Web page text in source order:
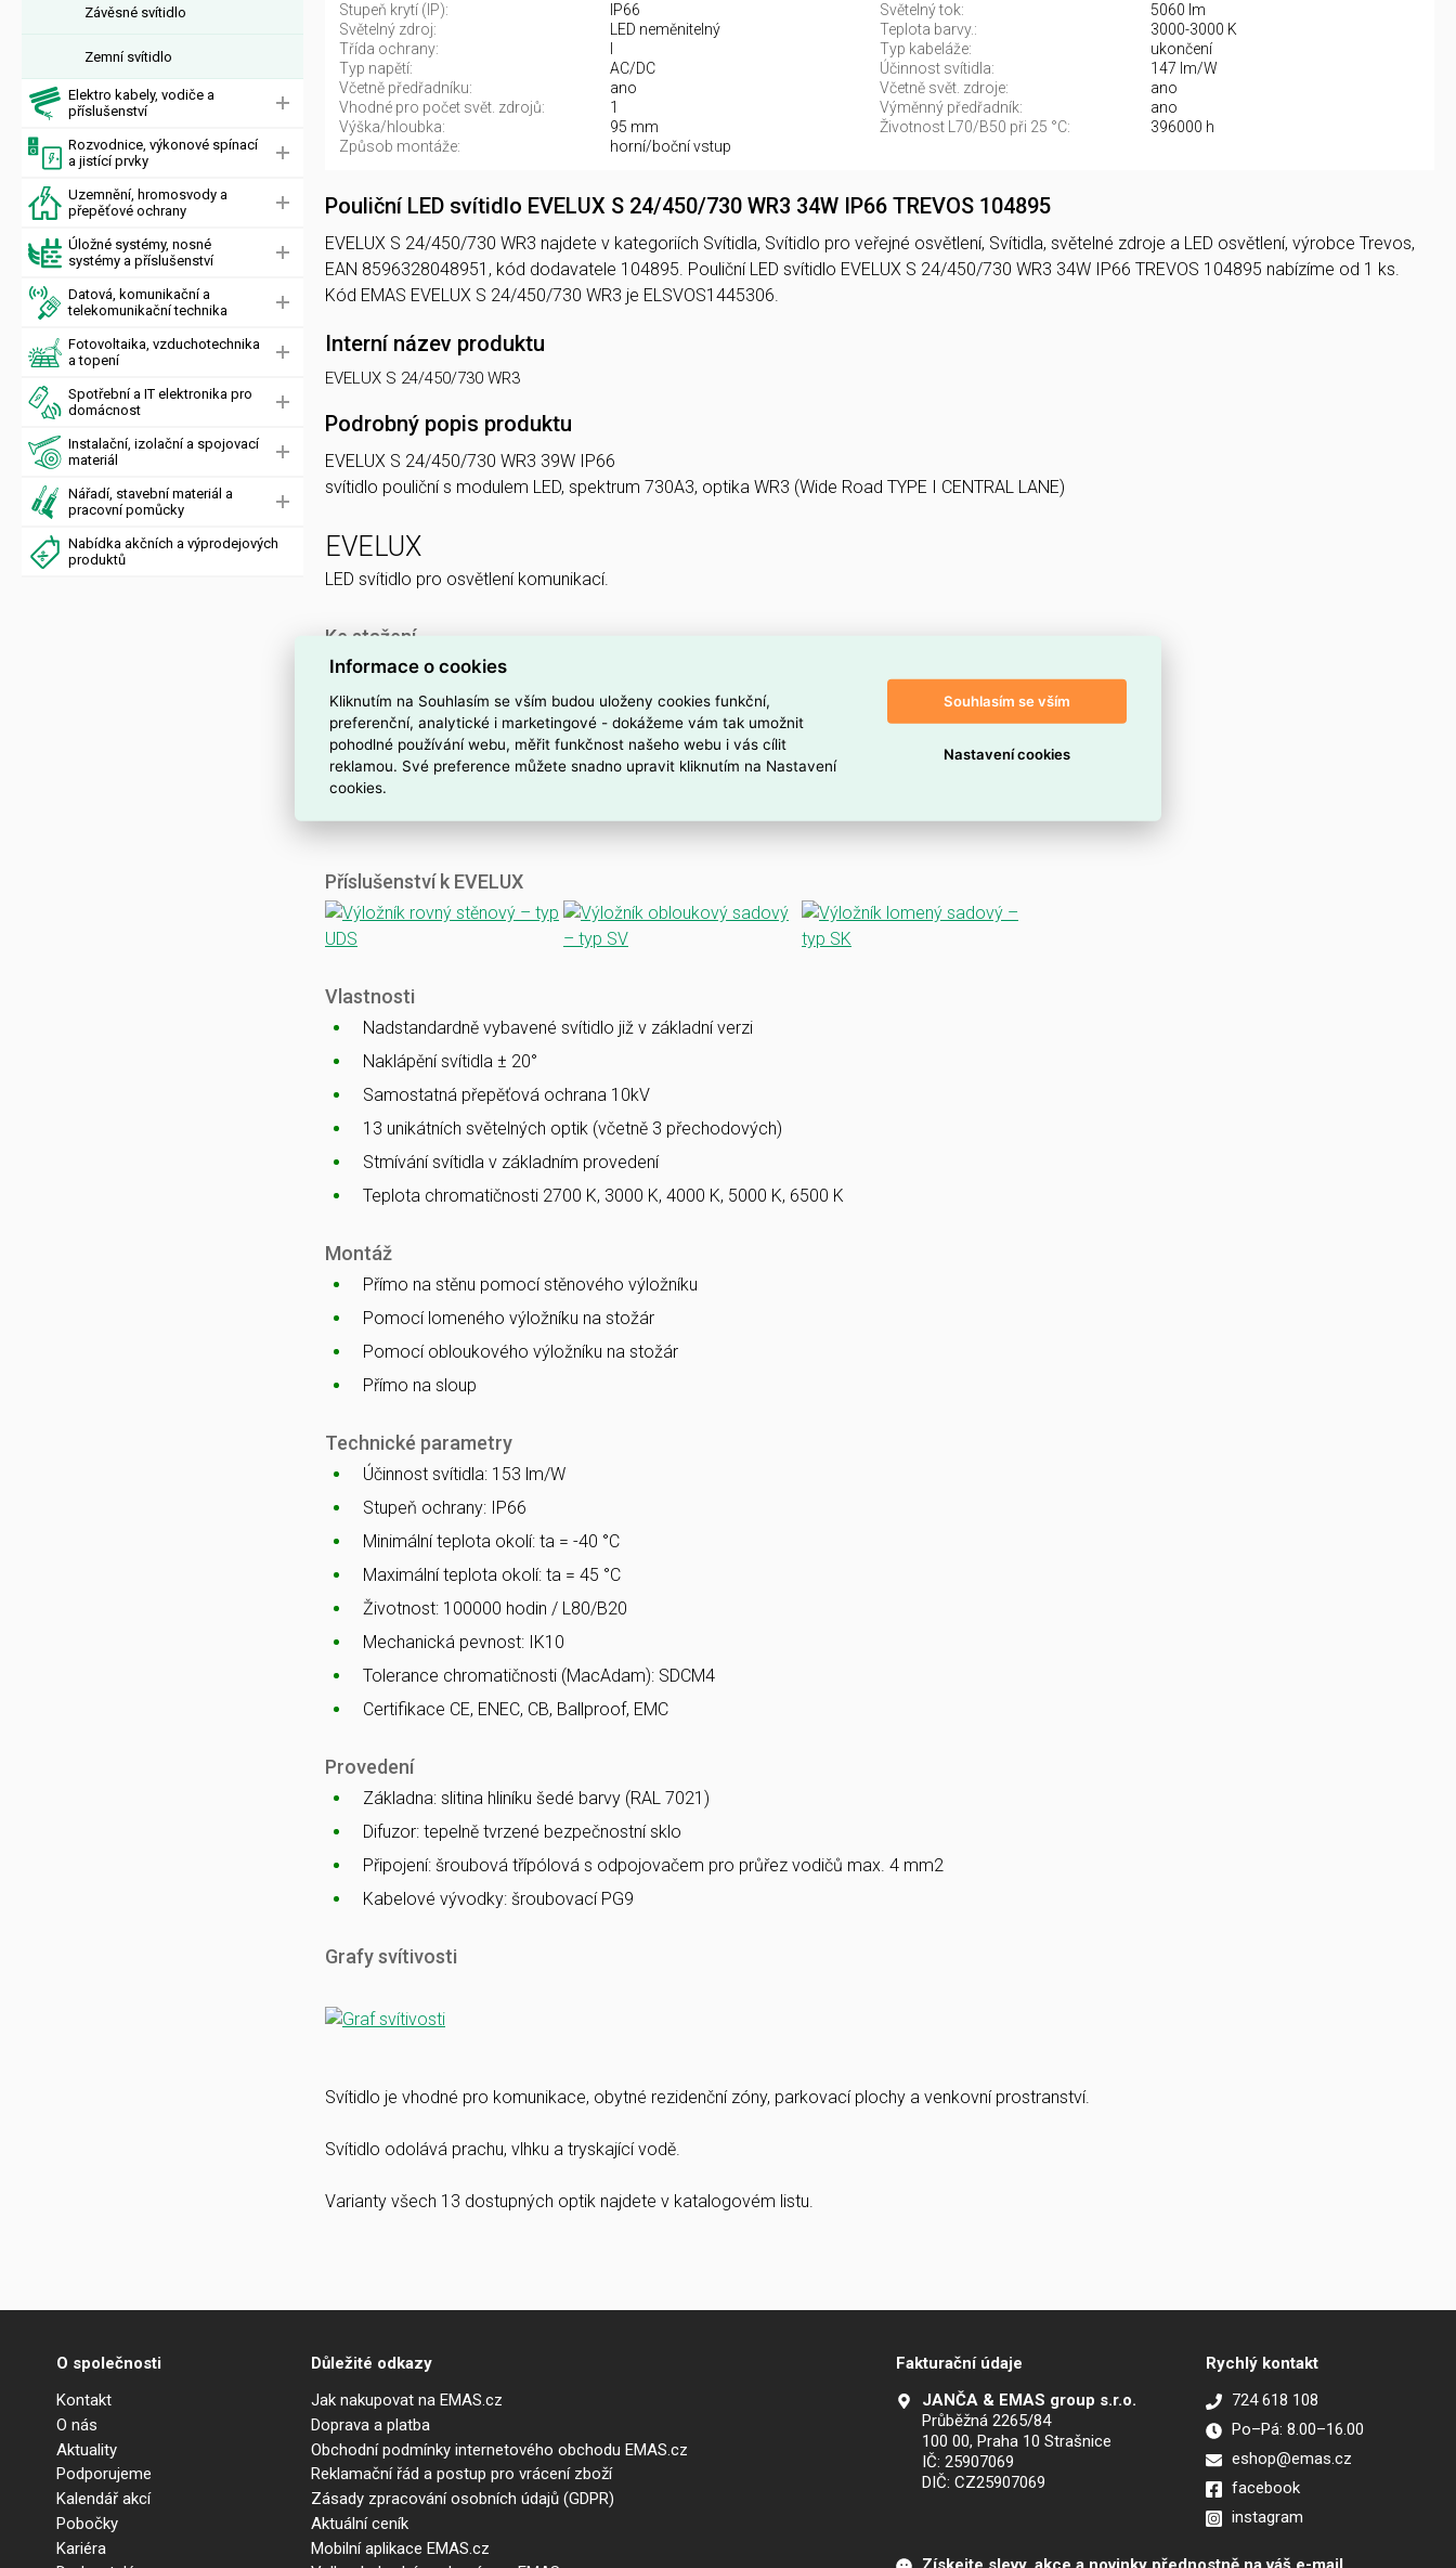
Závěsné svítidlo
Zemní svítidlo
Elektro kabely, vodiče a
příslušenství
Rozvodnice, výkonové spínací
a jistící prvky
Uzemnění, hromosvody a
přepěťové ochrany
Úložné systémy, nosné
systémy a příslušenství
Datová, komunikační a
telekomunikační technika
Fotovoltaika, vzduchotechnika
a topení
Spotřební a IT elektronika pro
domácnost
Instalační, izolační a spojovací
materiál
Nářadí, stavební materiál a
pracovní pomůcky
Nabídka akčních a výprodejových
produktů
Stupeň krytí (IP):
IP66 Světelný tok:
5060 lm
Světelný zdroj:
LED neměnitelný Teplota barvy.:
3000-3000 K
Třída ochrany:
Typ kabeláže:
ukončení
Typ napětí:
AC/DC Účinnost svítidla:
147 lm/W
Včetně předřadníku:
ano Včetně svět. zdroje:
ano
Vhodné pro počet svět. zdrojů:
1 Výměnný předřadník:
ano
Výška/hloubka:
95 mm Životnost L70/B50 při 25 °C:
396000 h
Způsob montáže:
horní/boční vstup
Pouliční LED svítidlo EVELUX S 24/450/730 WR3 34W IP66 TREVOS 104895
EVELUX S 24/450/730 WR3 najdete v kategoriích Svítidla, Svítidlo pro veřejné osvětlení, Svítidla, světelné zdroje a LED osvětlení, výrobce Trevos,
EAN 8596328048951, kód dodavatele 104895. Pouliční LED svítidlo EVELUX S 24/450/730 WR3 34W IP66 TREVOS 104895 nabízíme od 1 ks.
Kód EMAS EVELUX S 24/450/730 WR3 je ELSVOS1445306.
Interní název produktu
EVELUX S 24/450/730 WR3
Podrobný popis produktu
EVELUX S 24/450/730 WR3 39W IP66
svítidlo pouliční s modulem LED, spektrum 730A3, optika WR3 (Wide Road TYPE I CENTRAL LANE)
EVELUX
LED svítidlo pro osvětlení komunikací.
Ke stažení
Katalogový list
CE
ENEC
CB
EMC
Ballproof
Příslušenství k EVELUX
Vlastnosti
Nadstandardně vybavené svítidlo již v základní verzi
Naklápění svítidla ± 20°
Samostatná přepěťová ochrana 10kV
13 unikátních světelných optik (včetně 3 přechodových)
Stmívání svítidla v základním provedení
Teplota chromatičnosti 2700 K, 3000 K, 4000 K, 5000 K, 6500 K
Montáž
Přímo na stěnu pomocí stěnového výložníku
Pomocí lomeného výložníku na stožár
Pomocí obloukového výložníku na stožár
Přímo na sloup
Technické parametry
Účinnost svítidla: 153 lm/W
Stupeň ochrany: IP66
Minimální teplota okolí: ta = -40 °C
Maximální teplota okolí: ta = 45 °C
Životnost: 100000 hodin / L80/B20
Mechanická pevnost: IK10
Tolerance chromatičnosti (MacAdam): SDCM4
Certifikace CE, ENEC, CB, Ballproof, EMC
Provedení
Základna: slitina hliníku šedé barvy (RAL 7021)
Difuzor: tepelně tvrzené bezpečnostní sklo
Připojení: šroubová třípólová s odpojovačem pro průřez vodičů max. 4 mm2
Kabelové vývodky: šroubovací PG9
Grafy svítivosti
Svítidlo je vhodné pro komunikace, obytné rezidenční zóny, parkovací plochy a venkovní prostranství.
Svítidlo odolává prachu, vlhku a tryskající vodě.
Varianty všech 13 dostupných optik najdete v katalogovém listu.
O společnosti
Kontakt
O nás
Aktuality
Podporujeme
Kalendář akcí
Pobočky
Kariéra
Důležité odkazy
Jak nakupovat na EMAS.cz
Doprava a platba
Obchodní podmínky internetového obchodu EMAS.cz
Reklamační řád a postup pro vrácení zboží
Zásady zpracování osobních údajů (GDPR)
Aktuální ceník
Mobilní aplikace EMAS.cz
Fakturační údaje
JANČA & EMAS group s.r.o.
Průběžná 2265/84
100 00, Praha 10 Strašnice
IČ: 25907069
DIČ: CZ25907069
Rychlý kontakt
724 618 108
Po–Pá: 8.00–16.00
eshop@emas.cz
facebook
instagram
Informace o cookies
Kliknutím na Souhlasím se vším budou uloženy cookies funkční,
preferenční, analytické i marketingové - dokážeme vám tak umožnit
pohodlné používání webu, měřit funkčnost našeho webu i vás cílit
reklamou. Své preference můžete snadno upravit kliknutím na Nastavení
cookies.
Souhlasím se vším
Nastavení cookies